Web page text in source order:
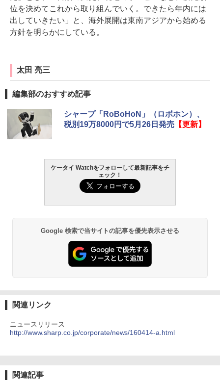
位を決めてこれから取り組んでいく。できたら年内には
出していきたい」と、海外展開は東南アジアから始める
方針を明らかにしている。
太田 亮三
編集部のおすすめ記事
シャープ「RoBoHoN」（ロボホン）、
税別19万8000円で5月26日発売【更新】
ケータイ Watchをフォローして最新記事をチ
ェック！
Google 検索で当サイトの記事を優先表示させる
関連リンク
ニュースリリース
http://www.sharp.co.jp/corporate/news/160414-a.html
関連記事